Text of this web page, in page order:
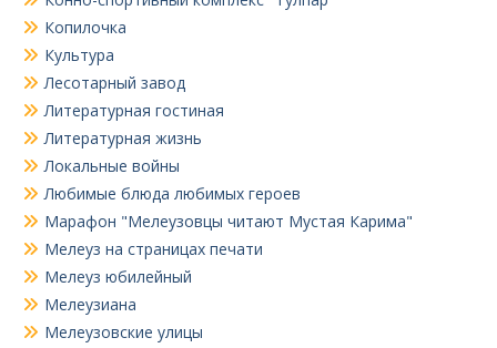
Копилочка
Культура
Лесотарный завод
Литературная гостиная
Литературная жизнь
Локальные войны
Любимые блюда любимых героев
Марафон "Мелеузовцы читают Мустая Карима"
Мелеуз на страницах печати
Мелеуз юбилейный
Мелеузиана
Мелеузовские улицы